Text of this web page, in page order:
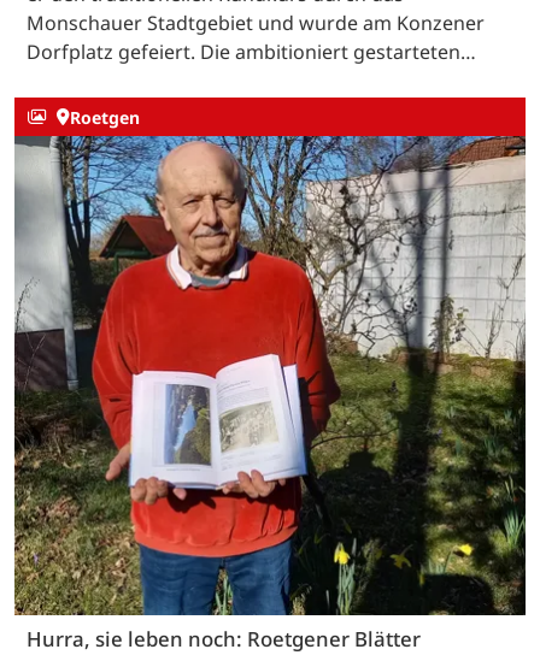
Monschauer Stadtgebiet und wurde am Konzener
Dorfplatz gefeiert. Die ambitioniert gestarteten…
Roetgen
Hurra, sie leben noch: Roetgener Blätter